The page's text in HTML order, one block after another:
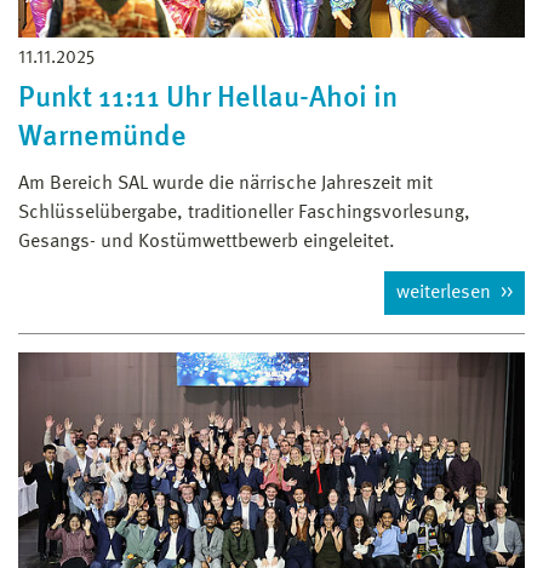
11.11.2025
Punkt 11:11 Uhr Hellau-Ahoi in
Warnemünde
Am Bereich SAL wurde die närrische Jahreszeit mit
Schlüsselübergabe, traditioneller Faschingsvorlesung,
Gesangs- und Kostümwettbewerb eingeleitet.
weiterlesen